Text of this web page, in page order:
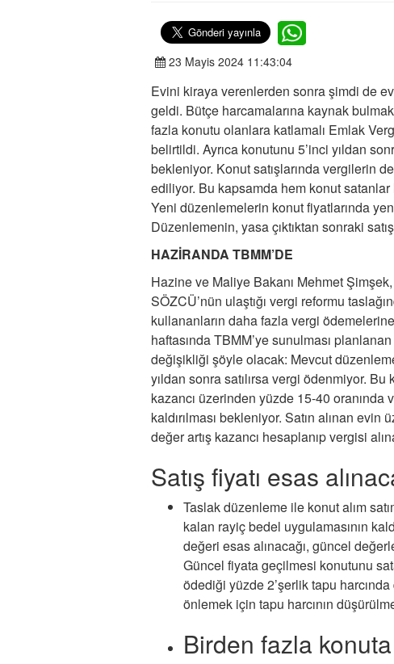
23 Mayis 2024 11:43:04
Evini kiraya verenlerden sonra şimdi de
geldi. Bütçe harcamalarına kaynak
fazla konutu olanlara katlamalı Emlak
belirtildi. Ayrıca konutunu 5’inci yıldan
bekleniyor. Konut satışlarında vergilerin
ediliyor. Bu kapsamda hem konut
Yeni düzenlemelerin konut fiyatlarında
Düzenlemenin, yasa çıktıktan sonraki
HAZİRANDA TBMM’DE
Hazine ve Maliye Bakanı Mehmet
SÖZCÜ’nün ulaştığı vergi reformu
kullananların daha fazla vergi
haftasında TBMM’ye sunulması
değişikliği şöyle olacak: Mevcut
yıldan sonra satılırsa vergi ödenmiyor. Bu
kazancı üzerinden yüzde 15-40 oranında
kaldırılması bekleniyor. Satın alınan evin
değer artış kazancı hesaplanıp vergisi
Satış fiyatı esas
Taslakdüzenleme ile konut alım
kalan rayiç bedel uygulamasının
değeri esas alınacağı, güncel
Güncel fiyata geçilmesi konutunu
ödediği yüzde 2’şerlik tapu harcında
önlemek için tapu harcının
Birden fazla